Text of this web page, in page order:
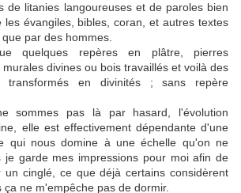
de litanies langoureuses et de paroles bien
les évangiles, bibles, coran, et autres textes
par des hommes.
quelques repères en plâtre, pierres
divines ou bois travaillés et voilà des
transformés en divinités ; sans repère
sommes pas là par hasard, l'évolution
elle est effectivement dépendante d'une
qui nous domine à une échelle qu'on ne
je garde mes impressions pour moi afin de
un cinglé, ce que déjà certains considèrent
ne m'empêche pas de dormir.